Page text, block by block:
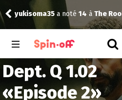
yukisoma35 a noté 14 à The
Dept. Q 1.02
«Episode 2»